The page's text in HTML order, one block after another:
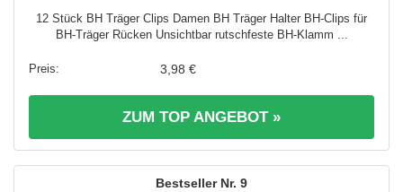
12 Stück BH Träger Clips Damen BH Träger Halter BH-Clips für
BH-Träger Rücken Unsichtbar rutschfeste BH-Klamm ...
3,98 €
ZUM TOP ANGEBOT »
9